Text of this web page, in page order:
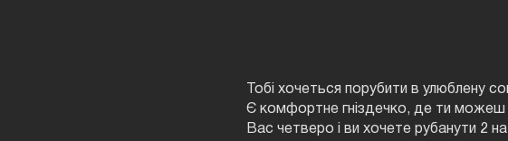
Тобі хочеться порубити в улюблену
Є комфортне гніздечко, де ти можеш
Вас четверо і ви хочете рубанути 2